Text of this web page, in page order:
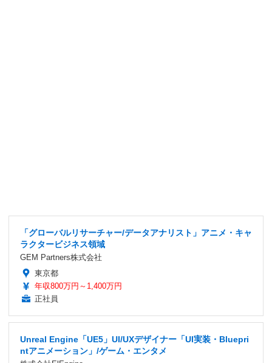
「グローバルリサーチャー/データアナリスト」アニメ・キャ
ラクタービジネス領域
GEM Partners株式会社
東京都
年収800万円～1,400万円
正社員
Unreal Engine「UE5」UI/UXデザイナー「UI実装・Bluepri
ntアニメーション」/ゲーム・エンタメ